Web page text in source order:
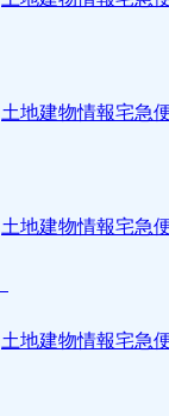
土地建物情報宅急
土地建物情報宅急
土地建物情報宅急